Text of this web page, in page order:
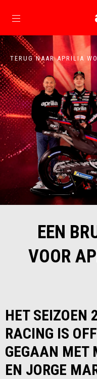
TERUG NAAR APRILIA
EEN
VOOR
HET
RACING IS
GEGAAN MET
EN JORGE